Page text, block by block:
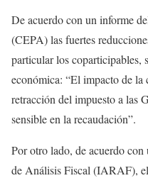
De acuerdo con un informe
(CEPA) las fuertes
particular los coparticipables,
económica: “El impacto de la
retracción del impuesto a las
sensible en la recaudación”.
Por otro lado, de acuerdo
de Análisis Fiscal (IARAF),